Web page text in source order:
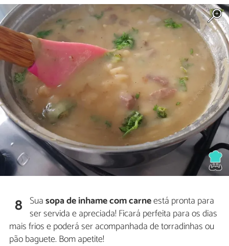
8 Suasopa de inhame com carneestá pronta para
ser servida e apreciada! Ficará perfeita para os dias
mais frios e poderá ser acompanhada de torradinhas ou
pão baguete. Bom apetite!